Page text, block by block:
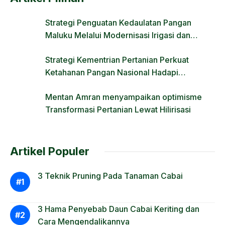
Strategi Penguatan Kedaulatan Pangan
Maluku Melalui Modernisasi Irigasi dan
Strategi Kementrian Pertanian Perkuat
Ketahanan Pangan Nasional Hadapi
Mentan Amran menyampaikan optimisme
Transformasi Pertanian Lewat Hilirisasi
Artikel Populer
3 Teknik Pruning Pada Tanaman Cabai
3 Hama Penyebab Daun Cabai Keriting dan
Cara Mengendalikannya